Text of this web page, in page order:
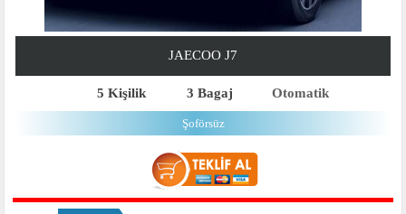
JAECOO J7
5 Kişilik 3 Bagaj Otomatik
Şoförsüz